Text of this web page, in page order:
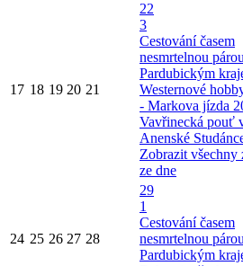
17 18 19 20 21
22
3
Cestování časem
nesmrtelnou párou
Pardubickým
Westernové
- Markova jízda
Vavřinecká pouť
Anenské
Zobrazit všechny
ze dne
24 25 26 27 28
29
1
Cestování časem
nesmrtelnou párou
Pardubickým